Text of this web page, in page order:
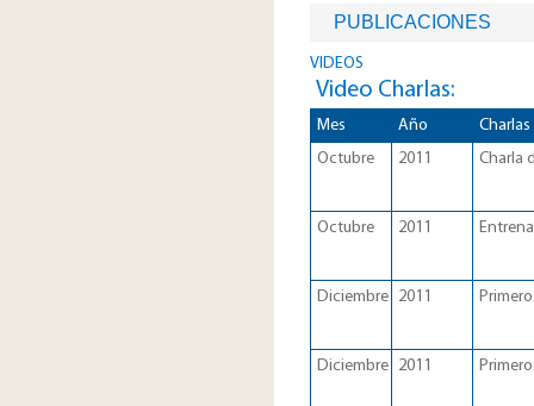
PUBLICACIONES
VIDEOS
Video Charlas:
​Mes Año
Charlas
Octubre
2011 Charla
Octubre 2011
Diciembre 2011
Diciembre 2011